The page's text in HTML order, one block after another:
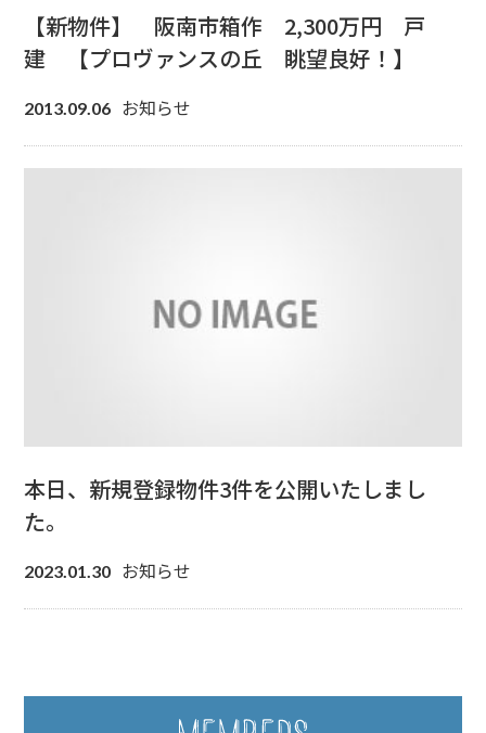
【新物件】 阪南市箱作 2,300万円 戸
建 【プロヴァンスの丘 眺望良好！】
2013.09.06 お知らせ
本日、新規登録物件3件を公開いたしまし
た。
2023.01.30 お知らせ